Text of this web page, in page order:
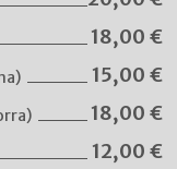
18,00 €
15,00 €
18,00 €
12,00 €